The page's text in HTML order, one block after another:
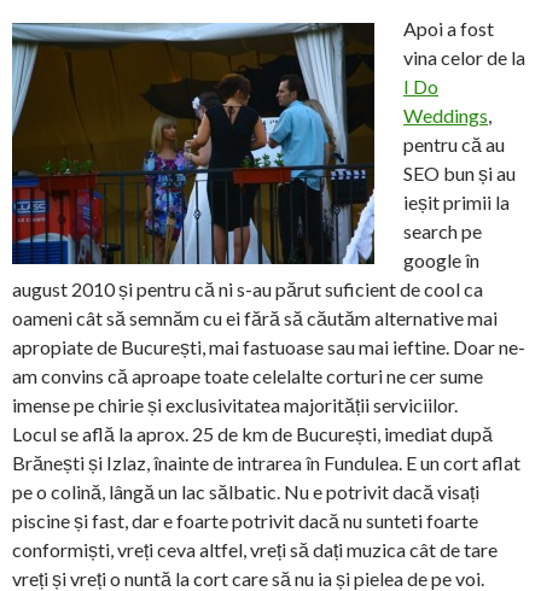
Apoi a fost
vina celor de la
I Do
Weddings,
pentru că au
SEO bun și au
ieșit primii la
search pe
google în
august 2010 și pentru că ni s-au părut suficient de cool ca
oameni cât să semnăm cu ei fără să căutăm alternative mai
apropiate de București, mai fastuoase sau mai ieftine. Doar ne-
am convins că aproape toate celelalte corturi ne cer sume
imense pe chirie și exclusivitatea majorității serviciilor.
Locul se află la aprox. 25 de km de București, imediat după
Brănești și Izlaz, înainte de intrarea în Fundulea. E un cort aflat
pe o colină, lângă un lac sălbatic. Nu e potrivit dacă visați
piscine și fast, dar e foarte potrivit dacă nu sunteti foarte
conformiști, vreți ceva altfel, vreți să dați muzica cât de tare
vreți și vreți o nuntă la cort care să nu ia și pielea de pe voi.